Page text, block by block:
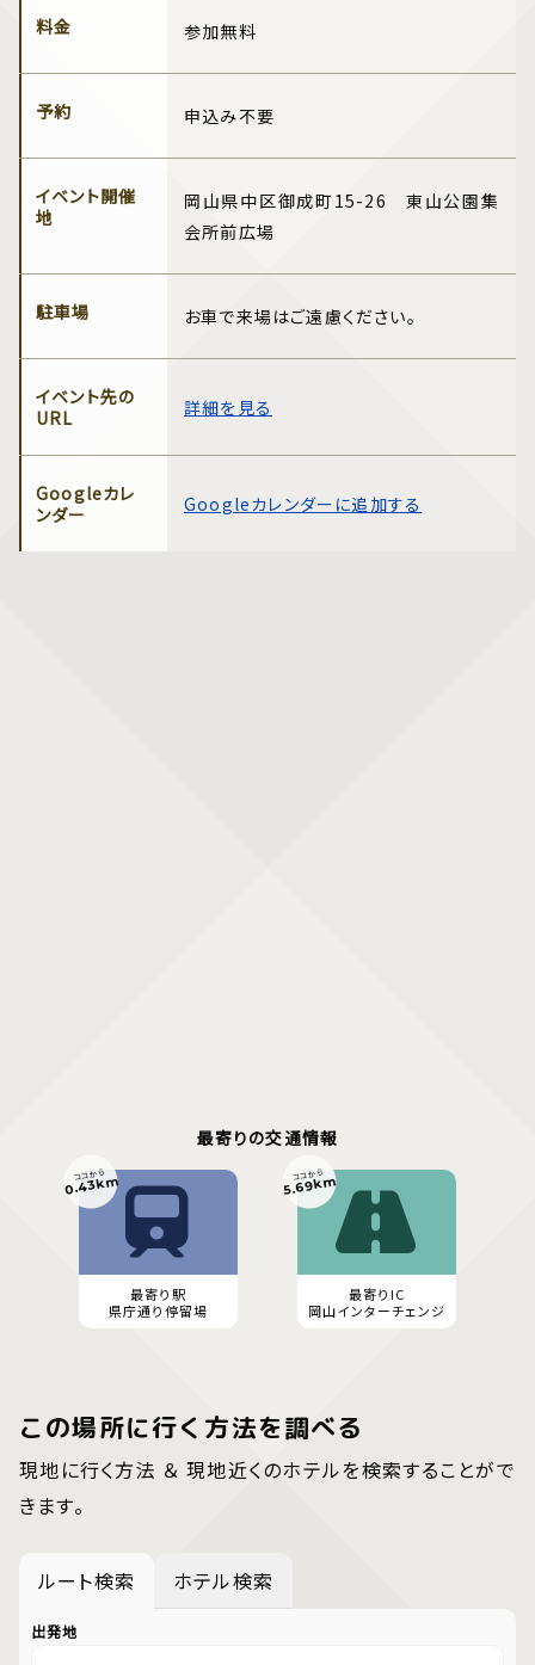
料金 参加無料
予約 申込み不要
イベント開催
地
岡山県中区御成町15-26 東山公園集
会所前広場
駐車場 お車で来場はご遠慮ください。
イベント先の
URL
詳細を見る
Googleカレ
ンダー
Googleカレンダーに追加する
最寄りの交通情報
最寄り駅
県庁通り停留場
ココから
0.43km
最寄りIC
岡山インターチェンジ
ココから
5.69km
この場所に行く方法を調べる
現地に行く方法 ＆ 現地近くのホテルを検索することがで
きます。
ルート検索 ホテル検索
出発地